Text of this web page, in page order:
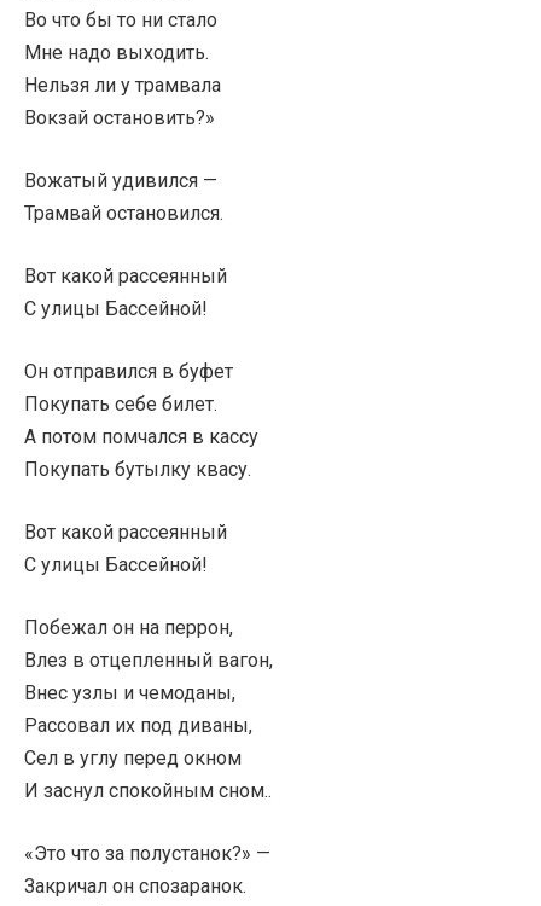
Во что бы то ни стало
Мне надо выходить.
Нельзя ли у трамвала
Вокзай остановить?»
Вожатый удивился —
Трамвай остановился.
Вот какой рассеянный
С улицы Бассейной!
Он отправился в буфет
Покупать себе билет.
А потом помчался в кассу
Покупать бутылку квасу.
Вот какой рассеянный
С улицы Бассейной!
Побежал он на перрон,
Влез в отцепленный вагон,
Внес узлы и чемоданы,
Рассовал их под диваны,
Сел в углу перед окном
И заснул спокойным сном..
«Это что за полустанок?» —
Закричал он спозаранок.